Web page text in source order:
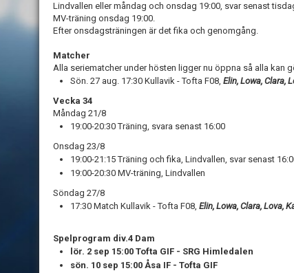
Lindvallen eller måndag och onsdag 19:00, svar senast
MV-träning onsdag 19:00.
Efter onsdagsträningen är det fika och genomgång.
Matcher
Alla seriematcher under hösten ligger nu öppna så alla kan
Sön. 27 aug. 17:30 Kullavik - Tofta F08, Elin, Lowa, Clara,
Vecka 34
Måndag 21/8
19:00-20:30 Träning, svara senast 16:00
Onsdag 23/8
19:00-21:15 Träning och fika, Lindvallen, svar senast
19:00-20:30 MV-träning, Lindvallen
Söndag 27/8
17:30 Match Kullavik - Tofta F08, Elin, Lowa, Clara, Lova,
Spelprogram div.4 Dam
lör. 2 sep 15:00 Tofta GIF - SRG Himledalen
sön. 10 sep 15:00 Åsa IF - Tofta GIF